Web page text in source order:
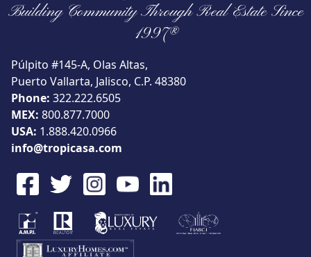
Vista
Pie de Playa Buscar usando:
USD
Building Community Through Real Estate Since
1997®
Púlpito #145-A, Olas Altas,
Puerto Vallarta, Jalisco, C.P. 48380
Phone: 322.222.6505
MEX: 800.877.7000
USA: 1.888.420.0966
info@tropicasa.com